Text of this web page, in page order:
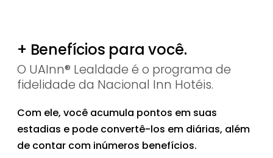
+ Benefícios para você.
O UAInn® Lealdade é o programa de
fidelidade da Nacional Inn Hotéis.
Com ele, você acumula pontos em suas
estadias e pode convertê-los em diárias, além
de contar com inúmeros benefícios.